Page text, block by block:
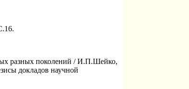
разных поколений / И.П.Шейко,
докладов научной